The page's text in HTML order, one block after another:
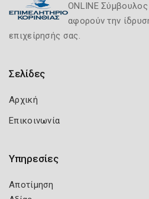
ONLINE
αφορούν την
επιχείρησής σας.
Σελίδες
Αρχική
Επικοινωνία
Υπηρεσίες
Αποτίμηση